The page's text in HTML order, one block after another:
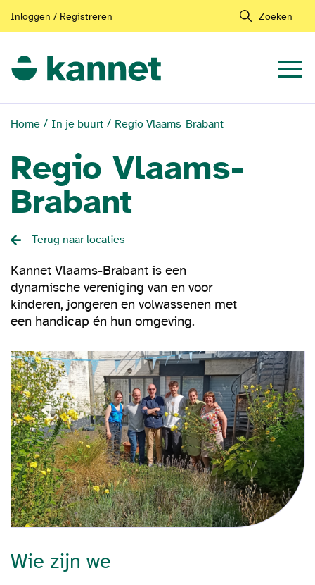
Inloggen / Registreren Zoeken
Home In je buurt Regio Vlaams-Brabant
Regio Vlaams-
Brabant
Terug naar locaties
Kannet Vlaams-Brabant is een
dynamische vereniging van en voor
kinderen, jongeren en volwassenen met
een handicap én hun omgeving.
Wie zijn we